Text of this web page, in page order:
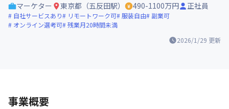
2026/1/29 更新
マーケター 東京都（五反田駅） 490-1100万円 正社員
自社サービスあり リモートワーク可 服装自由
副業可
オンライン選考可 残業月20時間未満
事業概要